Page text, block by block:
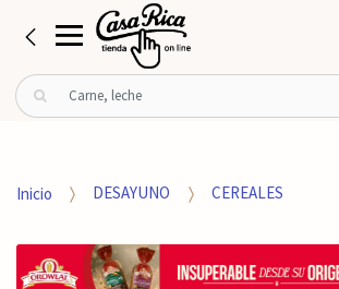
B
u
r
o
Inicio DESAYUNO CEREALES